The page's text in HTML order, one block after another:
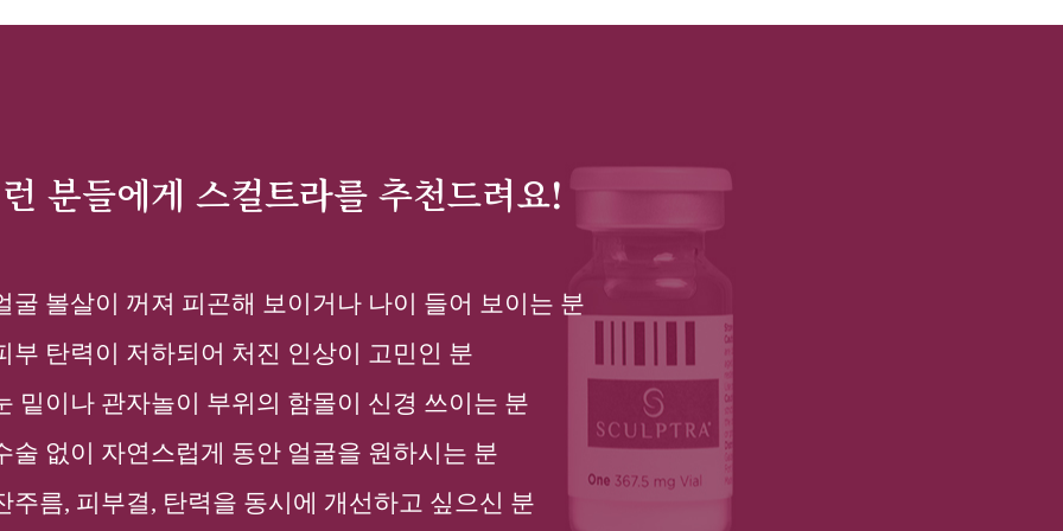
분들에게 스컬트라를 추천드려요!
굴 볼살이 꺼져 피곤해 보이거나 나이 들어 보이는 분
부 탄력이 저하되어 처진 인상이 고민인 분
밑이나 관자놀이 부위의 함몰이 신경 쓰이는 분
술 없이 자연스럽게 동안 얼굴을 원하시는 분
주름, 피부결, 탄력을 동시에 개선하고 싶으신 분